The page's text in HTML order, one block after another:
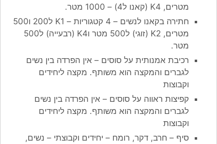
מטרים, K4 (קאנו ל4) – 1000 מטר.
חתירה בקאנו לנשים – 4 קטגוריות – K1 ל200 ו500
מטרים, K2 (זוגי) ל500 מטר וK4 (רבעייה) ל500
מטר.
רכיבת אמנותית על סוסים – אין הפרדה בין נשים
לגברים והמקצה הוא משותף. מקצה ליחידים
וקבוצות
קפיצות ראווה על סוסים – אין הפרדה בין נשים
לגברים והמקצה הוא משותף. מקצה ליחידים
וקבוצות
סיף – חרב, דקר, רומח – יחידים וקבוצתי – נשים,